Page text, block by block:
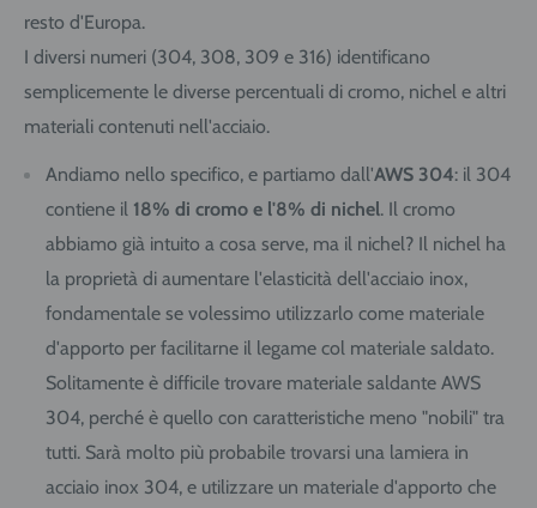
resto d'Europa.
I diversi numeri (304, 308, 309 e 316) identificano
semplicemente le diverse percentuali di cromo, nichel e altri
materiali contenuti nell'acciaio.
Andiamo nello specifico, e partiamo dall'AWS 304: il 304
contiene il 18% di cromo e l'8% di nichel. Il cromo
abbiamo già intuito a cosa serve, ma il nichel? Il nichel ha
la proprietà di aumentare l'elasticità dell'acciaio inox,
fondamentale se volessimo utilizzarlo come materiale
d'apporto per facilitarne il legame col materiale saldato.
Solitamente è difficile trovare materiale saldante AWS
304, perché è quello con caratteristiche meno "nobili" tra
tutti. Sarà molto più probabile trovarsi una lamiera in
acciaio inox 304, e utilizzare un materiale d'apporto che